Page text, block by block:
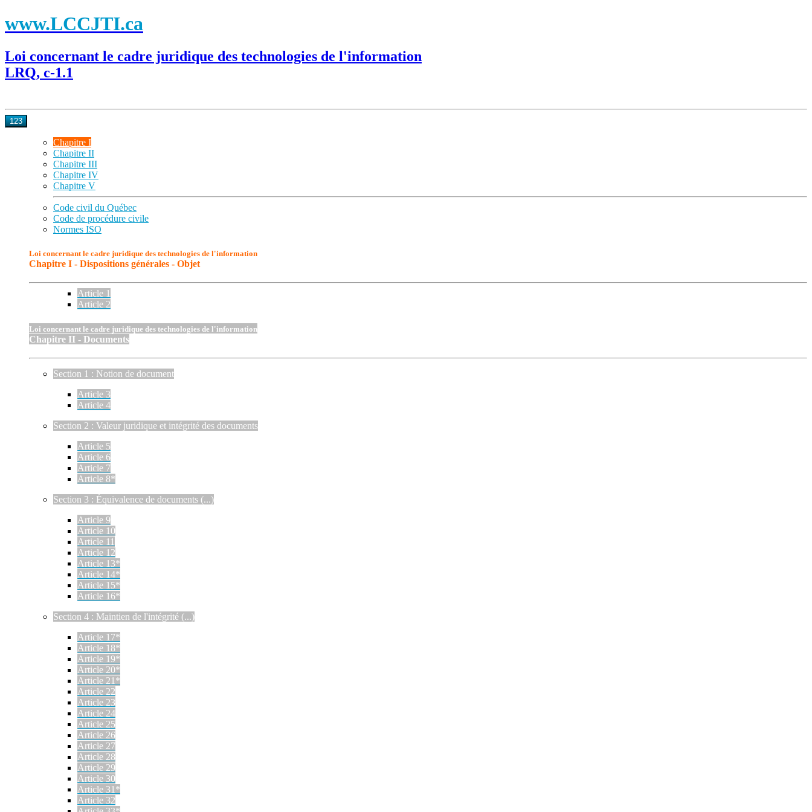
www.LCCJTI.ca
Loi concernant le cadre juridique des technologies de l'information
LRQ, c-1.1
123
Chapitre I
Chapitre II
Chapitre III
Chapitre IV
Chapitre V
Code civil du Québec
Code de procédure civile
Normes ISO
Loi concernant le cadre juridique des technologies de l'information
Chapitre I - Dispositions générales - Objet
Article 1
Article 2
Loi concernant le cadre juridique des technologies de l'information
Chapitre II - Documents
Section 1 : Notion de document
Article 3
Article 4
Section 2 : Valeur juridique et intégrité des documents
Article 5
Article 6
Article 7
Article 8*
Section 3 : Équivalence de documents (...)
Article 9
Article 10
Article 11
Article 12
Article 13*
Article 14*
Article 15*
Article 16*
Section 4 : Maintien de l'intégrité (...)
Article 17*
Article 18*
Article 19*
Article 20*
Article 21*
Article 22
Article 23
Article 24
Article 25
Article 26
Article 27
Article 28
Article 29
Article 30
Article 31*
Article 32